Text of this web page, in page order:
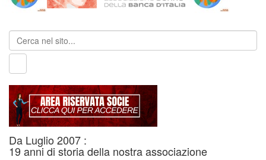
Da Luglio 2007 :
19 anni di storia della nostra associazione